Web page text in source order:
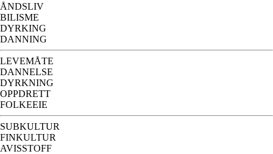
ÅNDSLIV
BILISME
DYRKING
DANNING
LEVEMÅTE
DANNELSE
DYRKNING
OPPDRETT
FOLKEEIE
SUBKULTUR
FINKULTUR
AVISSTOFF